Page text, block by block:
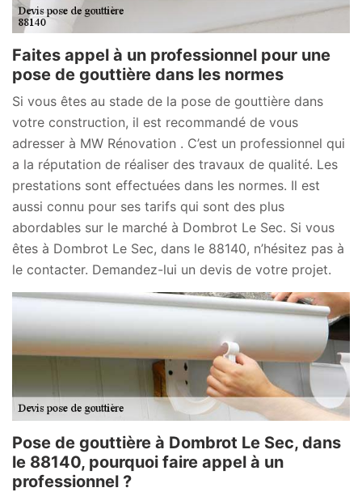
Faites appel à un professionnel pour une
pose de gouttière dans les normes
Si vous êtes au stade de la pose de gouttière dans
votre construction, il est recommandé de vous
adresser à MW Rénovation . C’est un professionnel qui
a la réputation de réaliser des travaux de qualité. Les
prestations sont effectuées dans les normes. Il est
aussi connu pour ses tarifs qui sont des plus
abordables sur le marché à Dombrot Le Sec. Si vous
êtes à Dombrot Le Sec, dans le 88140, n’hésitez pas à
le contacter. Demandez-lui un devis de votre projet.
Pose de gouttière à Dombrot Le Sec, dans
le 88140, pourquoi faire appel à un
professionnel ?